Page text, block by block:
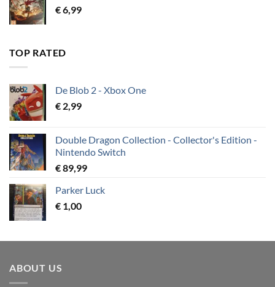
€6,99
TOP RATED
De Blob 2 - Xbox One
€ 2,99
Double Dragon Collection - Collector's Edition -
Nintendo Switch
€89,99
Parker Luck
€ 1,00
ABOUT US